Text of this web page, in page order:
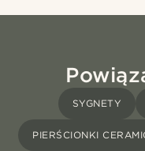
SYGNETY
PIERŚCIONKI